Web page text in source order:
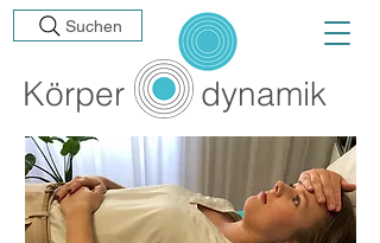
Körper dynamik
Suchen